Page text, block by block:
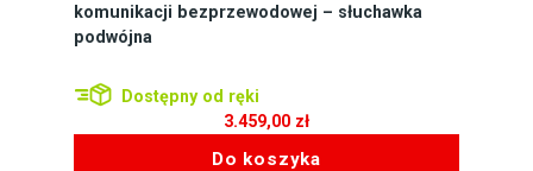
komunikacji bezprzewodowej – słuchawka
podwójna
Dostępny od ręki
3.459,00 zł
Do koszyka